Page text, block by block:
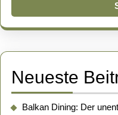
Neueste
Balkan Dining: Der